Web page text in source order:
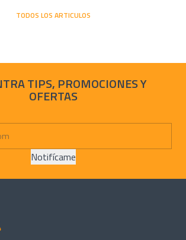
TODOS LOS ARTICULOS
TIPS, PROMOCIONES Y
OFERTAS
Notifícame